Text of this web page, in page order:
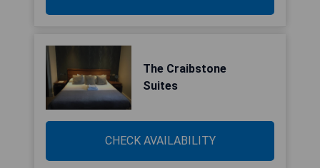
The Craibstone
Suites
CHECK AVAILABILITY